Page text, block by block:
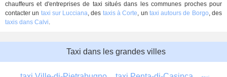
chauffeurs et d'entreprises de taxi situés dans les communes proches pour
contacter un taxi sur Lucciana, des taxis à Corte, un taxi autours de Borgo, des
taxis dans Calvi.
Taxi dans les grandes villes